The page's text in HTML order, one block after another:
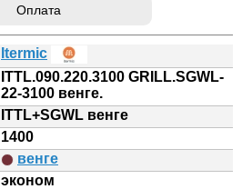
Оплата
Itermic
ITTL.090.220.3100 GRILL.SGWL-
22-3100 венге.
ITTL+SGWL венге
1400
венге
эконом